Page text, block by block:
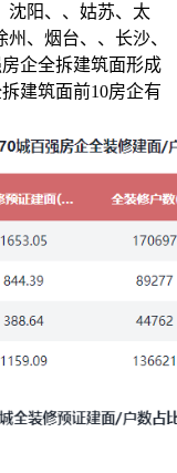
沈阳、、姑苏、太
、烟台、、长沙、
企全拆建筑面形成
建筑面前10房企有